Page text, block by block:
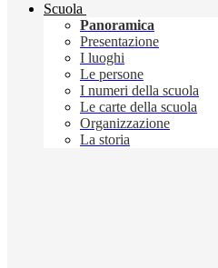
Scuola
Panoramica
Presentazione
I luoghi
Le persone
I numeri della scuola
Le carte della scuola
Organizzazione
La storia